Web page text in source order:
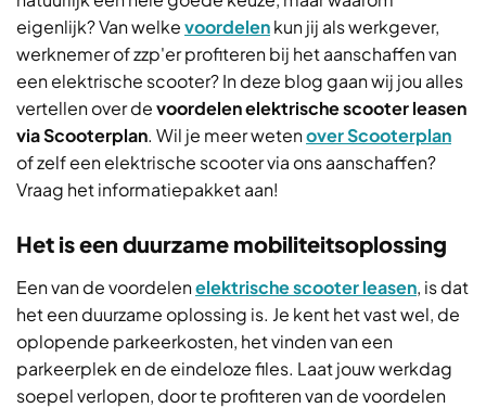
eigenlijk? Van welkevoordelenkun jij als werkgever,
werknemer of zzp'er profiteren bij het aanschaffen van
een elektrische scooter? In deze blog gaan wij jou alles
vertellen over devoordelen elektrische scooter leasen
via Scooterplan. Wil je meer wetenover Scooterplan
of zelf een elektrische scooter via ons aanschaffen?
Vraag het informatiepakket aan!
Het is een duurzame mobiliteitsoplossing
Een van de voordelenelektrische scooter leasen, is dat
het een duurzame oplossing is. Je kent het vast wel, de
oplopende parkeerkosten, het vinden van een
parkeerplek en de eindeloze files. Laat jouw werkdag
soepel verlopen, door te profiteren van de voordelen